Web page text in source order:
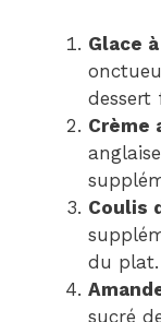
Glace
dessert
Crème
Coulis
du plat.
sucré